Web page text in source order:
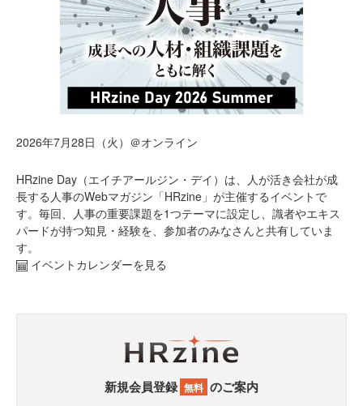
2026年7月28日（火）＠オンライン
HRzine Day（エイチアールジン・デイ）は、人が活き会社が成
長する人事のWebマガジン「HRzine」が主催するイベントで
す。毎回、人事の重要課題を1つテーマに設定し、識者やエキス
パードが持つ知見・経験を、参加者のみなさんと共有していま
す。
イベントカレンダーを見る
新規会員登録 無料 のご案内